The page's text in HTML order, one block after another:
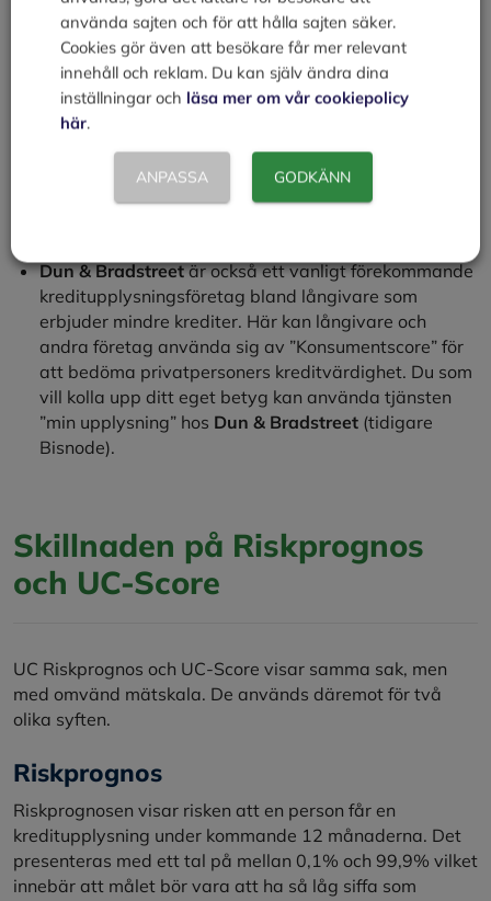
”rating” system. Dessa två företag
Creditsafeär ett kreditupplysningsföretag som är
populärt bland många långivare som bedriver
utlåning av kontokrediter och
Rating” för att utvärdera din kreditvärdighet som
låntagare. Dessutom har du möjlighet att själv
Dun & Bradstreetär också ett vanligt förekommande
kreditupplysningsföretag bland långivare som
erbjuder mindre krediter. Här kan långivare och
andra företag använda sig av ”Konsumentscore” för
att bedöma privatpersoners kreditvärdighet. Du som
vill kolla upp ditt eget betyg kan använda tjänsten
”min upplysning” hos Dun & Bradstreet (tidigare
Bisnode).
Skillnaden på Riskprognos
och UC-Score
UC Riskprognos och UC-Score visar samma sak, men
med omvänd mätskala. De används däremot för två
olika syften.
Riskprognos
Riskprognosen visar risken att en person får en
kreditupplysning under kommande 12 månaderna. Det
presenteras med ett tal på mellan 0,1% och 99,9% vilket
innebär att målet bör vara att ha så låg siffa som
använda sajten och för att hålla sajten säker.
Cookies gör även att besökare får mer relevant
innehåll och reklam. Du kan själv ändra dina
inställningar och läsa mer om vår cookiepolicy
här.
ANPASSA GODKÄNN